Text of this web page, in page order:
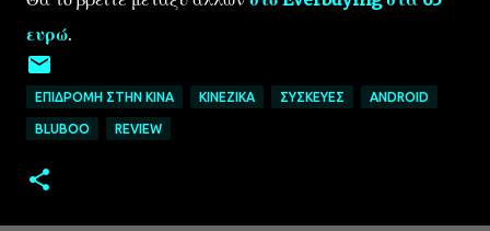
ευρώ.
ΕΠΙΔΡΟΜΉ ΣΤΗΝ ΚΊΝΑ ΚΙΝΈΖΙΚΑ ΣΥΣΚΕΥΈΣ ANDROID
BLUBOO REVIEW